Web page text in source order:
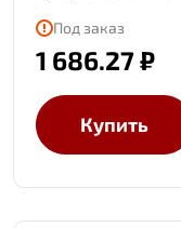
Под заказ
1 686.27 ₽
Купить